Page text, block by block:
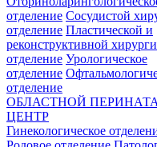
отделение Сосудистой
отделение Пластической и
реконструктивной
отделение Урологическое
отделение
отделение
ОБЛАСТНОЙ
ЦЕНТР
Гинекологическое